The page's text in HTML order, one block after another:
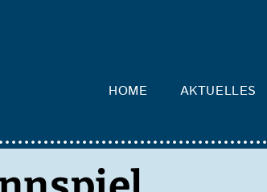
HOME AKTUELLES